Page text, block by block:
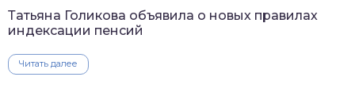
Татьяна Голикова объявила о новых правилах
индексации пенсий
Читать далее